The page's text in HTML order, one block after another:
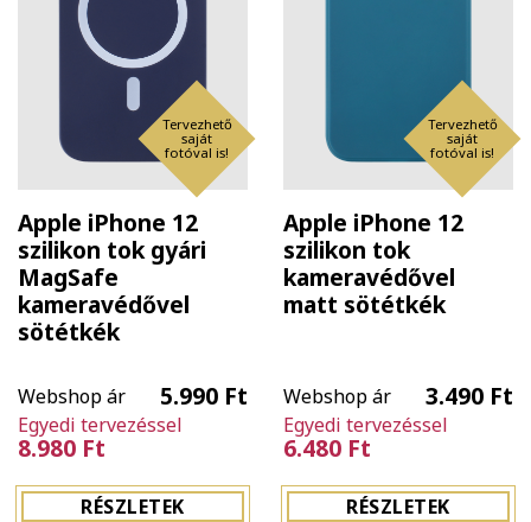
Tervezhető
saját
fotóval is!
Apple iPhone 12
szilikon tok gyári
MagSafe
kameravédővel
sötétkék
Webshop ár 5.990 Ft
Egyedi tervezéssel
8.980 Ft
RÉSZLETEK
Tervezhető
saját
fotóval is!
Apple iPhone 12
szilikon tok
kameravédővel
matt sötétkék
Webshop ár 3.490 Ft
Egyedi tervezéssel
6.480 Ft
RÉSZLETEK